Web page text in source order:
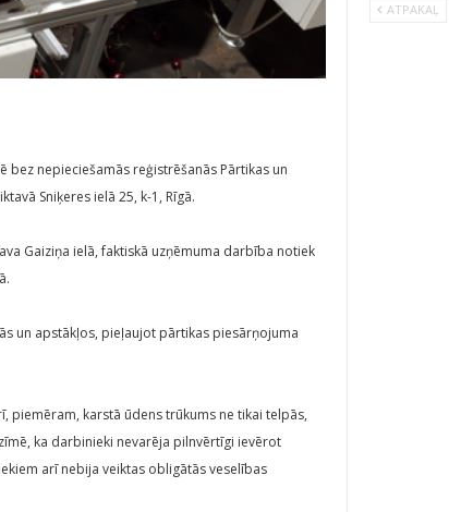
nepieciešamās reģistrēšanās Pārtikas un
Sniķeres ielā 25, k-1, Rīgā.
Gaiziņa ielā, faktiskā uzņēmuma darbība notiek
un apstākļos, pieļaujot pārtikas piesārņojuma
piemēram, karstā ūdens trūkums ne tikai telpās,
ka darbinieki nevarēja pilnvērtīgi ievērot
arī nebija veiktas obligātās veselības
ATPAKAĻ